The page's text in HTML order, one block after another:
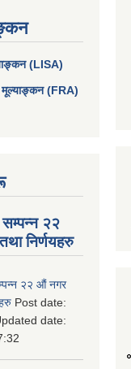
(LISA)
मूल्याङ्कन (FRA)
२२
निर्णयहरु
२२ औं नगर
Post date:
date: